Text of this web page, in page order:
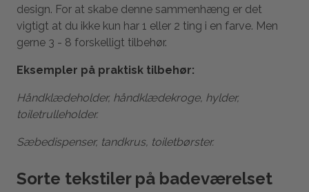
design. For at skabe denne sammenhæng er det
vigtigt at du ikke kun har 1 eller 2 ting i en farve. Men
gerne 3 - 8 forskelligt tilbehør.
Eksempler på praktisk tilbehør:
Håndklædeholder, håndklædekroge, hylder,
toiletrulleholder.
Sæbedispenser, tandkrus, toiletbørster.
Sorte tekstiler på badeværelset